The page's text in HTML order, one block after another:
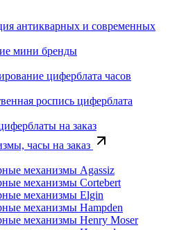
антикварных и современных
мини бренды
циферблата часов
роспись циферблата
на заказ
часы на заказ
механизмы Agassiz
механизмы Cortebert
механизмы Elgin
механизмы Hampden
механизмы Henry Moser